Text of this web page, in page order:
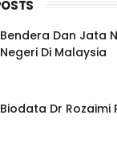
Bendera Dan Jata
Negeri Di Malaysia
Biodata Dr Rozaimi